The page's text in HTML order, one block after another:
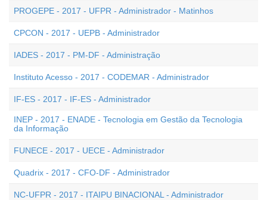
PROGEPE - 2017 - UFPR - Administrador - Matinhos
CPCON - 2017 - UEPB - Administrador
IADES - 2017 - PM-DF - Administração
Instituto Acesso - 2017 - CODEMAR - Administrador
IF-ES - 2017 - IF-ES - Administrador
INEP - 2017 - ENADE - Tecnologia em Gestão da Tecnologia
da Informação
FUNECE - 2017 - UECE - Administrador
Quadrix - 2017 - CFO-DF - Administrador
NC-UFPR - 2017 - ITAIPU BINACIONAL - Administrador